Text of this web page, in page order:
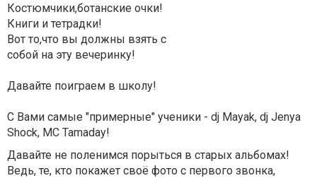
Костюмчики,ботанские очки!
Книги и тетрадки!
Вот то,что вы должны взять с
собой на эту вечеринку!
Давайте поиграем в школу!
С Вами самые "примерные" ученики - dj Mayak, dj Jenya
Shock, MC Tamaday!
Давайте не поленимся порыться в старых альбомах!
Ведь, те, кто покажет своё фото с первого звонка,